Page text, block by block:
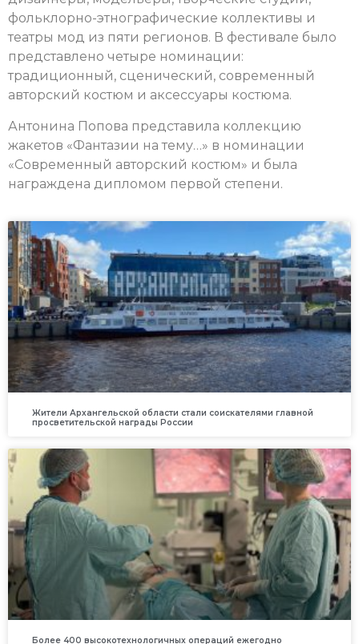
фольклорно-этнографические коллективы и
театры мод из пяти регионов. В фестивале было
представлено четыре номинации:
традиционный, сценический, современный
авторский костюм и аксессуары костюма.
Антонина Попова представила коллекцию
жакетов «Фантазии на тему…» в номинации
«Современный авторский костюм» и была
награждена дипломом первой степени.
Жители Архангельской области стали соискателями главной
просветительской награды России
Более 400 высокотехнологичных операций ежегодно